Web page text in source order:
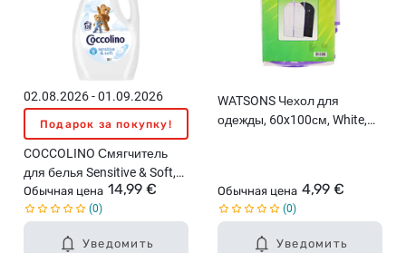
Уведомить
02.08.2026 - 01.09.2026
Подарок за покупку!
COCCOLINO Смягчитель
для белья Sensitive & Soft,
3л
Обычная цена 14,99 €
0
Уведомить
WATSONS Чехол для
одежды, 60x100см, White,
Обычная цена 4,99 €
0